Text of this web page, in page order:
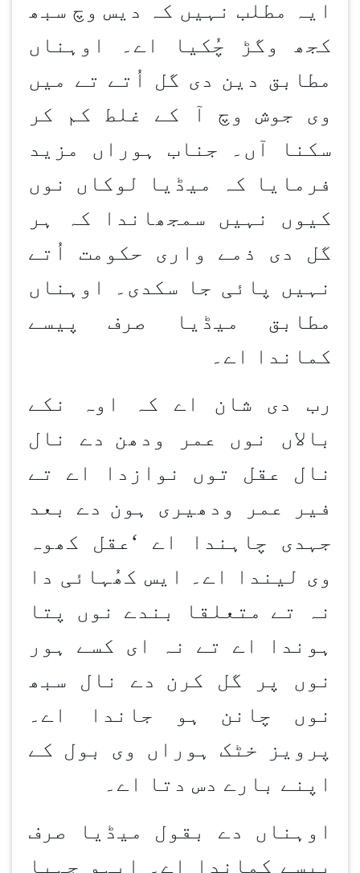
ایہ مطلب نہیں کہ دیس وچ سبھ
کجھ وگڑ چُکیا اے۔ اوہناں
مطابق دین دی گل اُتے تے میں
وی جوش وچ آ کے غلط کم کر
سکنا آں۔ جناب ہوراں مزید
فرمایا کہ میڈیا لوکاں نوں
کیوں نہیں سمجھاندا کہ ہر
گل دی ذمے واری حکومت اُتے
نہیں پائی جا سکدی۔ اوہناں
مطابق میڈیا صرف پیسے
کماندا اے۔
رب دی شان اے کہ اوہ نکے
بالاں نوں عمر ودھن دے نال
نال عقل توں نوازدا اے تے
فیر عمر ودھیری ہون دے بعد
جہدی چاہندا اے ‘ عقل کھوہ
وی لیندا اے۔ ایس کھُہائی دا
نہ تے متعلقا بندے نوں پتا
ہوندا اے تے نہ ای کسے ہور
نوں پر گل کرن دے نال سبھ
نوں چانن
ہو جاندا اے۔
پرویز خٹک ہوراں وی بول کے
اپنے بارے دس دتا اے۔
اوہناں دے بقول میڈیا صرف
پیسے کماندا اے۔ ایہو جہیا